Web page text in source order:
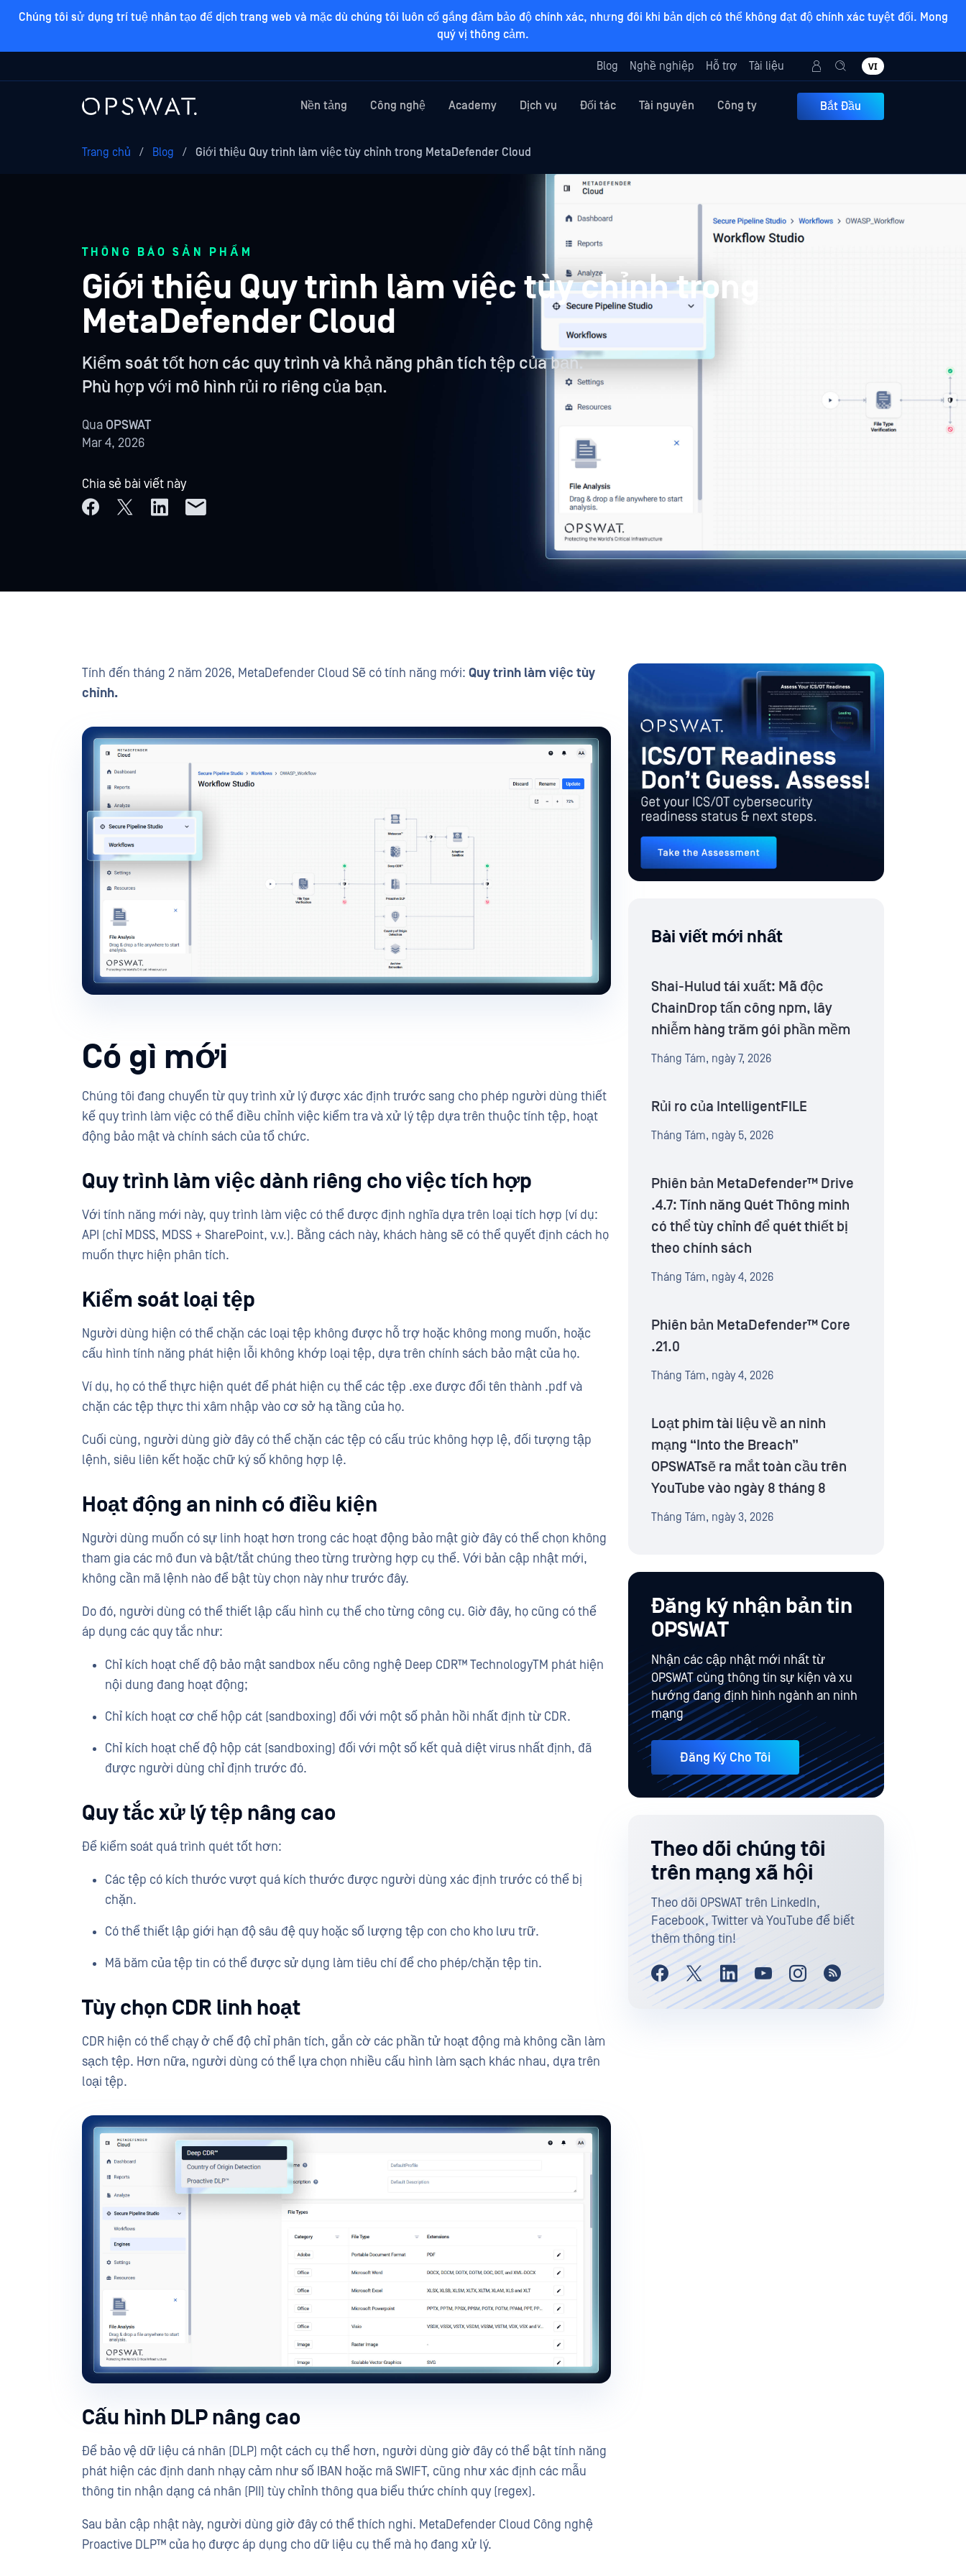
Chúng tôi sử dụng trí tuệ nhân tạo để dịch trang web và mặc dù chúng tôi luôn cố gắng đảm bảo độ chính xác, nhưng đôi khi bản dịch có thể không đạt độ chính xác tuyệt đối. Mong
quý vị thông cảm.
Blog Nghề nghiệp Hỗ trợ Tài liệu VI
Nền tảng Công nghệ Academy Dịch vụ Đối tác Tài nguyên Công ty Bắt Đầu
Trang chủ / Blog / Giới thiệu Quy trình làm việc tùy chỉnh trong MetaDefender Cloud
THÔNG BÁO SẢN PHẨM
Giới thiệu Quy trình làm việc tùy chỉnh trong
MetaDefender Cloud
Kiểm soát tốt hơn các quy trình và khả năng phân tích tệp của bạn.
Phù hợp với mô hình rủi ro riêng của bạn.
Qua OPSWAT
Mar 4, 2026
Chia sẻ bài viết này
Tính đến tháng 2 năm 2026, MetaDefender Cloud Sẽ có tính năng mới: Quy trình làm việc tùy
chỉnh.
Có gì mới
Chúng tôi đang chuyển từ quy trình xử lý được xác định trước sang cho phép người dùng thiết
kế quy trình làm việc có thể điều chỉnh việc kiểm tra và xử lý tệp dựa trên thuộc tính tệp, hoạt
động bảo mật và chính sách của tổ chức.
Quy trình làm việc dành riêng cho việc tích hợp
Với tính năng mới này, quy trình làm việc có thể được định nghĩa dựa trên loại tích hợp (ví dụ:
API (chỉ MDSS, MDSS + SharePoint, v.v.). Bằng cách này, khách hàng sẽ có thể quyết định cách họ
muốn thực hiện phân tích.
Kiểm soát loại tệp
Người dùng hiện có thể chặn các loại tệp không được hỗ trợ hoặc không mong muốn, hoặc
cấu hình tính năng phát hiện lỗi không khớp loại tệp, dựa trên chính sách bảo mật của họ.
Ví dụ, họ có thể thực hiện quét để phát hiện cụ thể các tệp .exe được đổi tên thành .pdf và
chặn các tệp thực thi xâm nhập vào cơ sở hạ tầng của họ.
Cuối cùng, người dùng giờ đây có thể chặn các tệp có cấu trúc không hợp lệ, đối tượng tập
lệnh, siêu liên kết hoặc chữ ký số không hợp lệ.
Hoạt động an ninh có điều kiện
Người dùng muốn có sự linh hoạt hơn trong các hoạt động bảo mật giờ đây có thể chọn không
tham gia các mô đun và bật/tắt chúng theo từng trường hợp cụ thể. Với bản cập nhật mới,
không cần mã lệnh nào để bật tùy chọn này như trước đây.
Do đó, người dùng có thể thiết lập cấu hình cụ thể cho từng công cụ. Giờ đây, họ cũng có thể
áp dụng các quy tắc như:
Chỉ kích hoạt chế độ bảo mật sandbox nếu công nghệ Deep CDR™ TechnologyTM phát hiện
nội dung đang hoạt động;
Chỉ kích hoạt cơ chế hộp cát (sandboxing) đối với một số phản hồi nhất định từ CDR.
Chỉ kích hoạt chế độ hộp cát (sandboxing) đối với một số kết quả diệt virus nhất định, đã
được người dùng chỉ định trước đó.
Quy tắc xử lý tệp nâng cao
Để kiểm soát quá trình quét tốt hơn:
Các tệp có kích thước vượt quá kích thước được người dùng xác định trước có thể bị
chặn.
Có thể thiết lập giới hạn độ sâu đệ quy hoặc số lượng tệp con cho kho lưu trữ.
Mã băm của tệp tin có thể được sử dụng làm tiêu chí để cho phép/chặn tệp tin.
Tùy chọn CDR linh hoạt
CDR hiện có thể chạy ở chế độ chỉ phân tích, gắn cờ các phần tử hoạt động mà không cần làm
sạch tệp. Hơn nữa, người dùng có thể lựa chọn nhiều cấu hình làm sạch khác nhau, dựa trên
loại tệp.
Cấu hình DLP nâng cao
Để bảo vệ dữ liệu cá nhân (DLP) một cách cụ thể hơn, người dùng giờ đây có thể bật tính năng
phát hiện các định danh nhạy cảm như số IBAN hoặc mã SWIFT, cũng như xác định các mẫu
thông tin nhận dạng cá nhân (PII) tùy chỉnh thông qua biểu thức chính quy (regex).
Sau bản cập nhật này, người dùng giờ đây có thể thích nghi. MetaDefender Cloud Công nghệ
Proactive DLP™ của họ được áp dụng cho dữ liệu cụ thể mà họ đang xử lý.
Bài viết mới nhất
Shai-Hulud tái xuất: Mã độc
ChainDrop tấn công npm, lây
nhiễm hàng trăm gói phần mềm
Tháng Tám, ngày 7, 2026
Rủi ro của IntelligentFILE
Tháng Tám, ngày 5, 2026
Phiên bản MetaDefender™ Drive
.4.7: Tính năng Quét Thông minh
có thể tùy chỉnh để quét thiết bị
theo chính sách
Tháng Tám, ngày 4, 2026
Phiên bản MetaDefender™ Core
.21.0
Tháng Tám, ngày 4, 2026
Loạt phim tài liệu về an ninh
mạng “Into the Breach”
OPSWATsẽ ra mắt toàn cầu trên
YouTube vào ngày 8 tháng 8
Tháng Tám, ngày 3, 2026
Đăng ký nhận bản tin
OPSWAT
Nhận các cập nhật mới nhất từ
OPSWAT cùng thông tin sự kiện và xu
hướng đang định hình ngành an ninh
mạng
Đăng Ký Cho Tôi
Theo dõi chúng tôi
trên mạng xã hội
Theo dõi OPSWAT trên LinkedIn,
Facebook, Twitter và YouTube để biết
thêm thông tin!